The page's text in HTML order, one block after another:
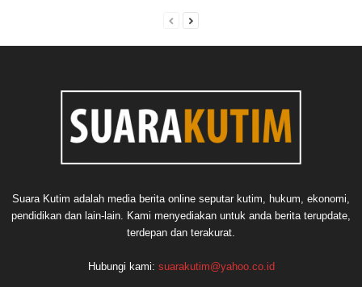
Suara Kutim adalah media berita online seputar kutim, hukum, ekonomi,
pendidikan dan lain-lain. Kami menyediakan untuk anda berita terupdate,
terdepan dan terakurat.
Hubungi kami: suarakutim@yahoo.co.id